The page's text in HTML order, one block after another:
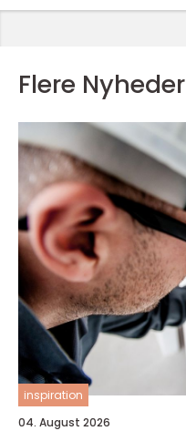
Flere Nyheder
inspiration
04. August 2026